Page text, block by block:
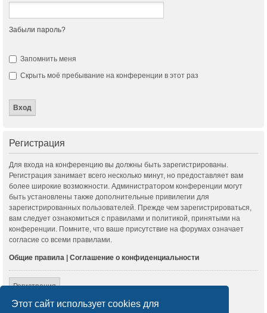
Этот сайт использует cookies для
Забыли пароль?
Запомнить меня
Скрыть моё пребывание на конференции в этот раз
Регистрация
Для входа на конференцию вы должны быть зарегистрированы.
Регистрация занимает всего несколько минут, но предоставляет вам
более широкие возможности. Администратором конференции могут
быть установлены также дополнительные привилегии для
зарегистрированных пользователей. Прежде чем зарегистрироваться,
вам следует ознакомиться с правилами и политикой, принятыми на
конференции. Помните, что ваше присутствие на форумах означает
согласие со всеми правилами.
Общие правила Соглашение о конфиденциальности
Регистрация